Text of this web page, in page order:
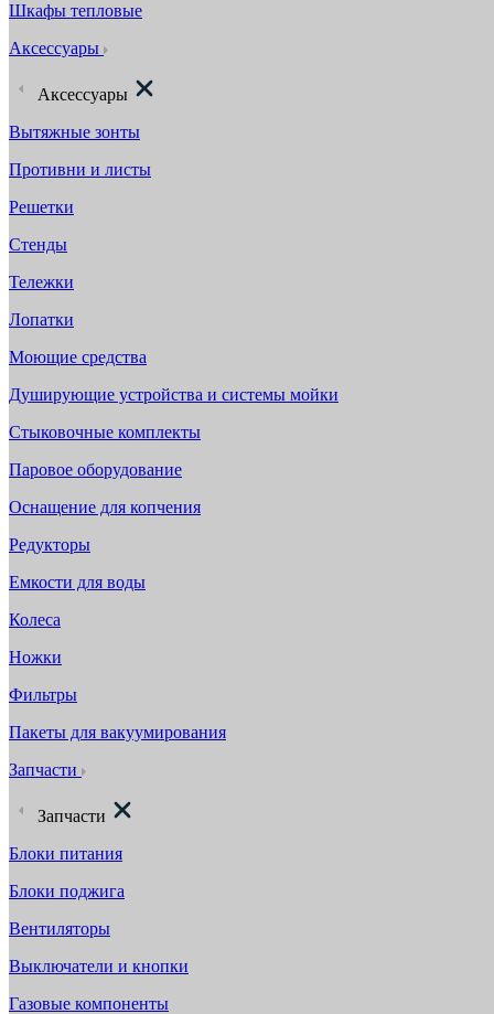
Шкафы тепловые
Аксессуары
Аксессуары
Вытяжные зонты
Противни и листы
Решетки
Стенды
Тележки
Лопатки
Моющие средства
Душирующие устройства и системы мойки
Стыковочные комплекты
Паровое оборудование
Оснащение для копчения
Редукторы
Емкости для воды
Колеса
Ножки
Фильтры
Пакеты для вакуумирования
Запчасти
Запчасти
Блоки питания
Блоки поджига
Вентиляторы
Выключатели и кнопки
Газовые компоненты